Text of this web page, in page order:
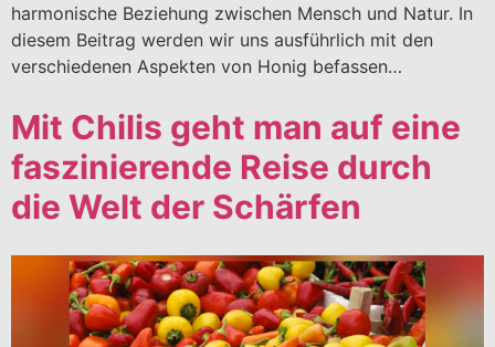
harmonische Beziehung zwischen Mensch und Natur. In
diesem Beitrag werden wir uns ausführlich mit den
verschiedenen Aspekten von Honig befassen…
Mit Chilis geht man auf eine
faszinierende Reise durch
die Welt der Schärfen